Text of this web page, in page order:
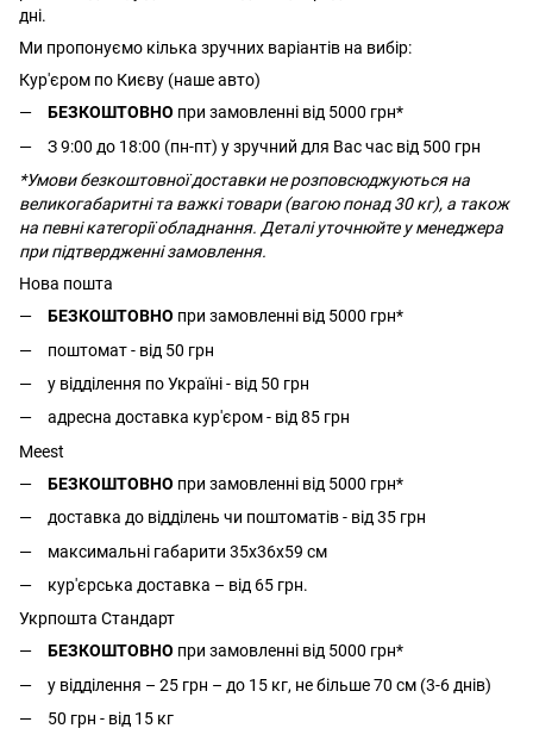
дні.
Ми пропонуємо кілька зручних варіантів на вибір:
Кур'єром по Києву (наше авто)
БЕЗКОШТОВНО при замовленні від 5000 грн*
З 9:00 до 18:00 (пн-пт) у зручний для Вас час від 500 грн
*Умови безкоштовної доставки не розповсюджуються на
великогабаритні та важкі товари (вагою понад 30 кг), а також
на певні категорії обладнання. Деталі уточнюйте у менеджера
при підтвердженні замовлення.
Нова пошта
БЕЗКОШТОВНО при замовленні від 5000 грн*
поштомат - від 50 грн
у відділення по Україні - від 50 грн
адресна доставка кур'єром - від 85 грн
Meest
БЕЗКОШТОВНО при замовленні від 5000 грн*
доставка до відділень чи поштоматів - від 35 грн
максимальні габарити 35x36x59 см
кур'єрська доставка – від 65 грн.
Укрпошта Стандарт
БЕЗКОШТОВНО при замовленні від 5000 грн*
у відділення – 25 грн – до 15 кг, не більше 70 см (3-6 днів)
50 грн - від 15 кг